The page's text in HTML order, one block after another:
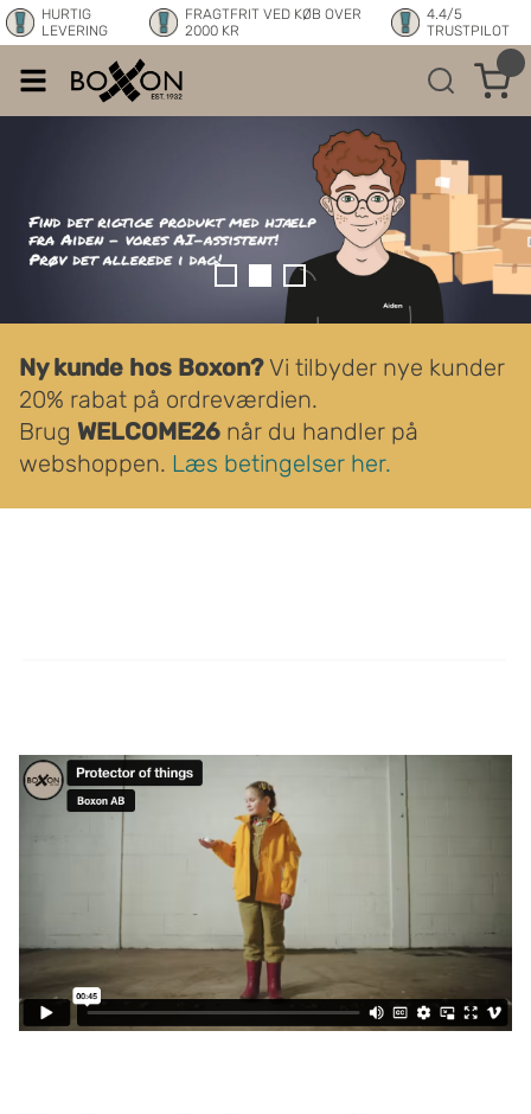
HURTIG
LEVERING
FRAGTFRIT VED KØB OVER
2000 KR
4.4/5
TRUSTPILOT
Ny kunde hos Boxon?Vi tilbyder nye kunder
20% rabat på ordreværdien.
Brug WELCOME26 når du handler på
webshoppen. Læs betingelser her.